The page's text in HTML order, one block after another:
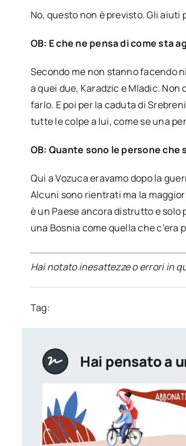
No, questo non è previsto. Gli
OB: E che ne pensa di come sta
Secondo me non stanno facendo
a quei due, Karadzic e Mladic.
farlo. E poi per la caduta di
tutte le colpe a lui, come se una
OB: Quante sono le persone
Qui a Vozuca eravamo dopo la
Alcuni sono rientrati ma la maggior
è un Paese ancora distrutto e
una Bosnia come quella che c’era
Hai notato inesattezze o errori in
Tag:
Hai pensato a